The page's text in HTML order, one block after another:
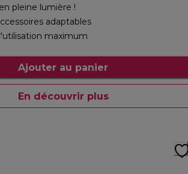
pleine lumière !
adaptables
maximum
Ajouter au panier
En découvrir plus